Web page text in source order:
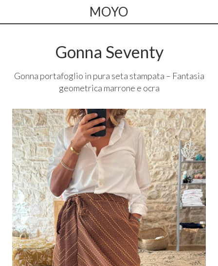
MOYO
Gonna Seventy
Gonna portafoglio in pura seta stampata – Fantasia
geometrica marrone e ocra